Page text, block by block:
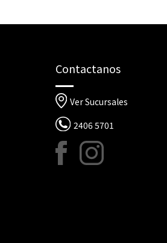
Contactanos
Ver Sucursales
2406 5701